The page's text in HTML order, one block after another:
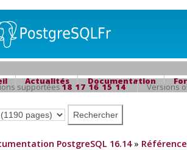
Actualités Documentation
supportées18 17 16 15 14 Versions
PostgreSQL 16.14» Référence